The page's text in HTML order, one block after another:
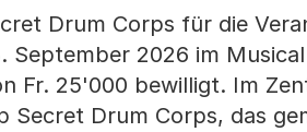
Drum Corps für die
September 2026 im
Fr. 25'000 bewilligt. Im
Secret Drum Corps, das